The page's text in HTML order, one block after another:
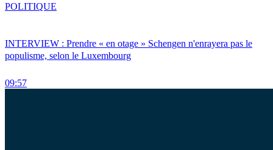
INTERVIEW : Prendre « en otage » Schengen n'enrayera pas le
populisme, selon le Luxembourg
09:57
POLITIQUE